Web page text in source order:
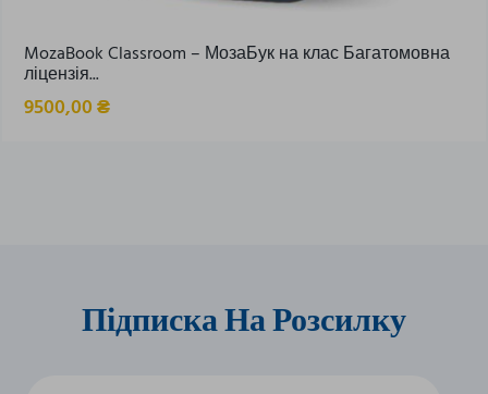
MozaBook Classroom – МозаБук на клас Багатомовна
ліцензія...
9500,00₴
Підписка На Розсилку